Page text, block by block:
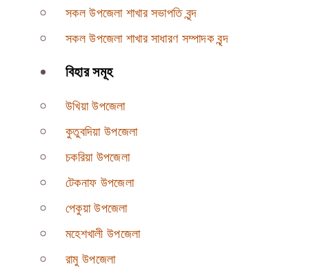
সকল উপজেলা শাখার সভাপতি বৃন্দ
সকল উপজেলা শাখার সাধারণ সম্পাদক বৃন্দ
বিহার সমূহ
উখিয়া উপজেলা
কুতুবদিয়া উপজেলা
চকরিয়া উপজেলা
টেকনাফ উপজেলা
পেকুয়া উপজেলা
মহেশখালী উপজেলা
রামু উপজেলা